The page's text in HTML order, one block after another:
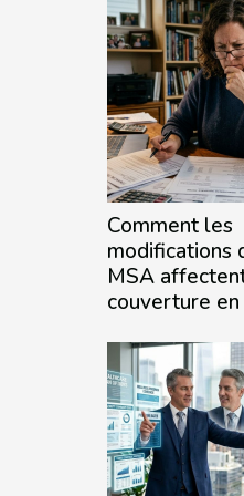
Comment les
modifications
MSA
couverture